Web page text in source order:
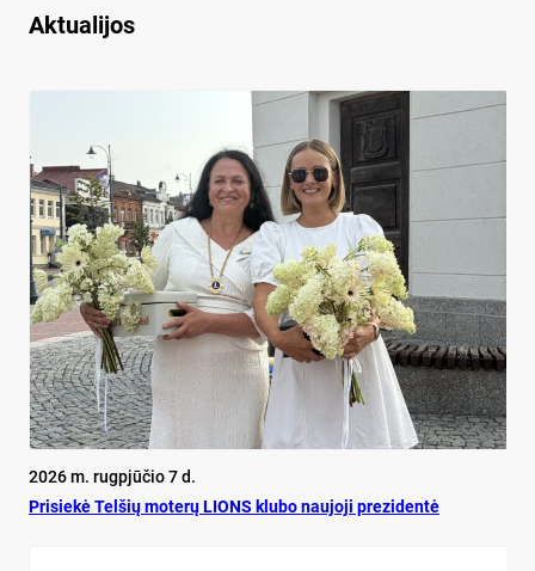
Aktualijos
2026 m. rugpjūčio 7 d.
Pri­siekė Tel­šių mo­terų LIONS klu­bo nau­jo­ji pre­zi­dentė